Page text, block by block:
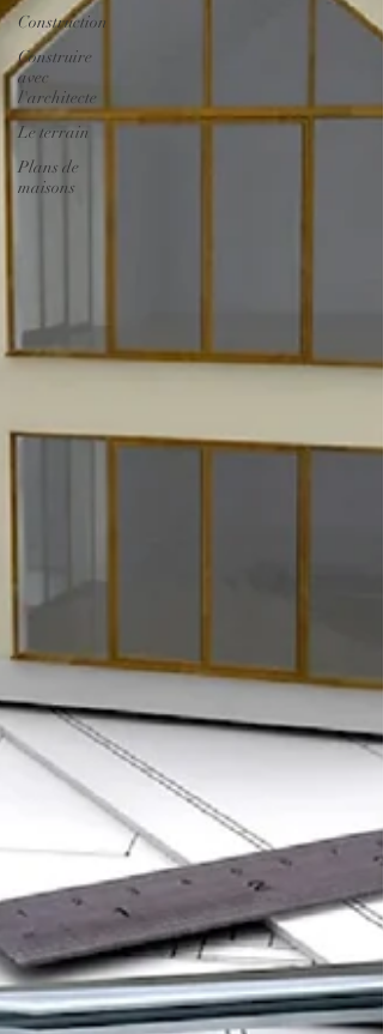
Construction
Construire
avec
l'architecte
Le terrain
Plans de
maisons